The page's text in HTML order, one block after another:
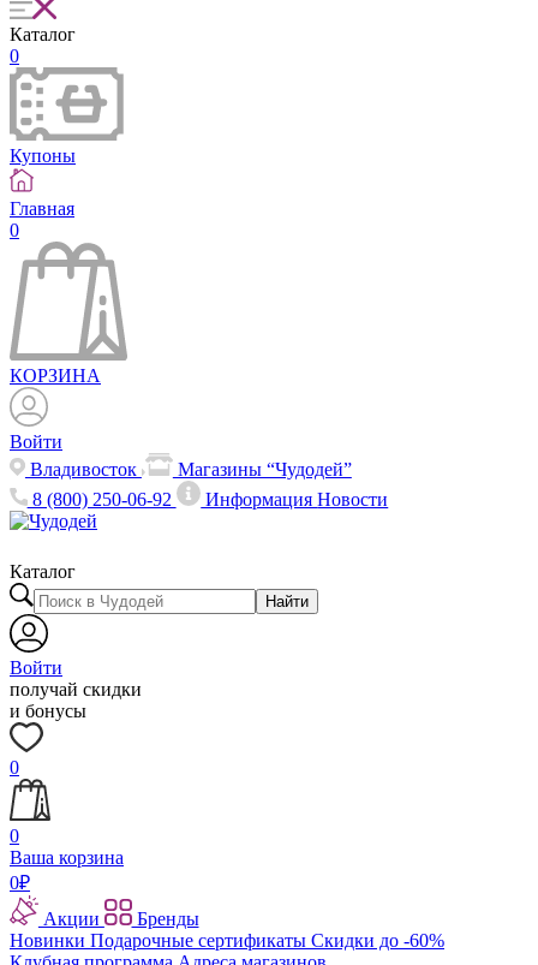
Каталог
0
Купоны
Главная
0
КОРЗИНА
Войти
Владивосток
Магазины “Чудодей”
8 (800) 250-06-92
ИнформацияНовости
Каталог
Найти
Войти
получай скидки
и бонусы
0
0
Ваша корзина
0₽
Акции
Бренды
Новинки Подарочные сертификаты Скидки до -60%